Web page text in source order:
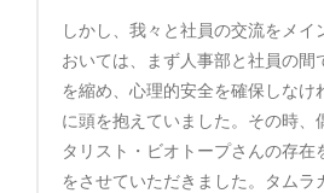
しかし、我々と社員の交流をメ
おいては、まず人事部と社員の
を縮め、心理的安全を確保しなけ
に頭を抱えていました。その時、
タリスト・ビオトープさんの存在
をさせていただきました。タムラ